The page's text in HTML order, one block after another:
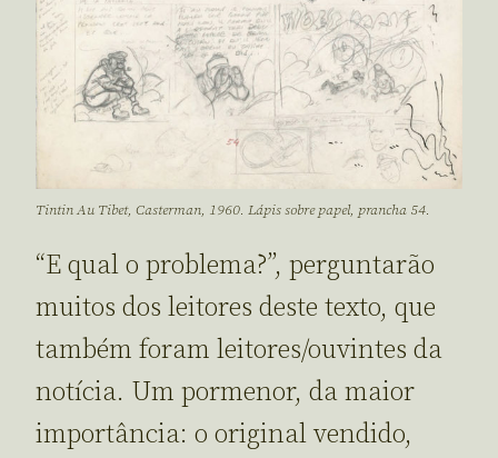
Tintin Au Tibet, Casterman, 1960. Lápis sobre papel, prancha 54.
“E qual o problema?”, perguntarão
muitos dos leitores deste texto, que
também foram leitores/ouvintes da
notícia. Um pormenor, da maior
importância: o original vendido,